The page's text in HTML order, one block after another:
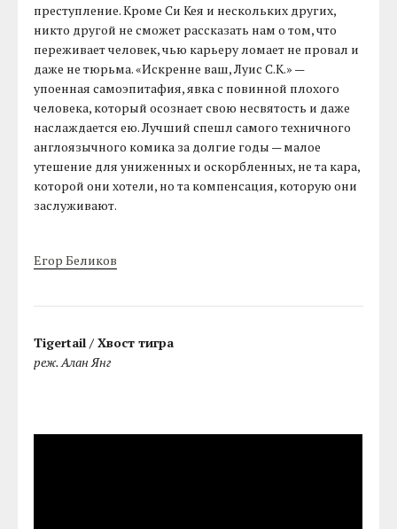
преступление. Кроме Си Кея и нескольких других,
никто другой не сможет рассказать нам о том, что
переживает человек, чью карьеру ломает не провал и
даже не тюрьма. «Искренне ваш, Луис С.К.» —
упоенная самоэпитафия, явка с повинной плохого
человека, который осознает свою несвятость и даже
наслаждается ею. Лучший спешл самого техничного
англоязычного комика за долгие годы — малое
утешение для униженных и оскорбленных, не та кара,
которой они хотели, но та компенсация, которую они
заслуживают.
Егор Беликов
Tigertail / Хвост тигра
реж. Алан Янг